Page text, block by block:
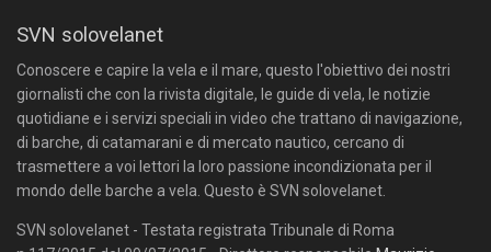
SVN solovelanet
Conoscere e capire la vela e il mare, questo l'obiettivo dei nostri
giornalisti che con la rivista digitale, le guide di vela, le notizie
quotidiane e i servizi speciali in video che trattano di navigazione,
di barche, di catamarani e di mercato nautico, cercano di
trasmettere a voi lettori la loro passione incondizionata per il
mondo delle barche a vela. Questo è SVN solovelanet.
SVN solovelanet - Testata registrata Tribunale di Roma